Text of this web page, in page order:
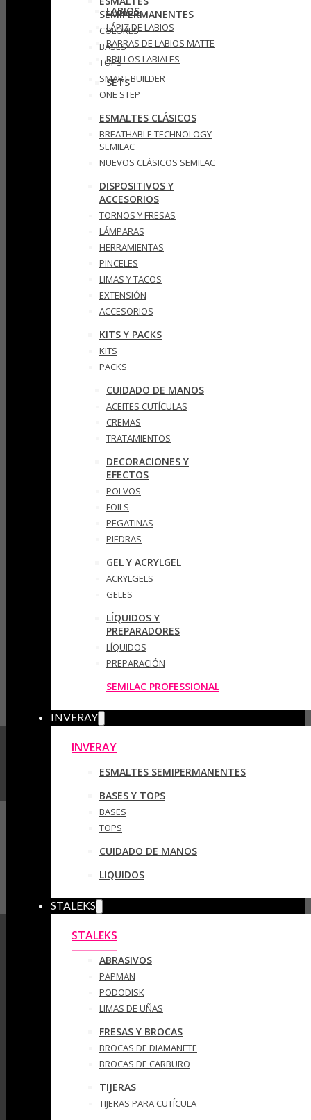
LABIOS
LÁPIZ DE LABIOS
BARRAS DE LABIOS MATTE
BRILLOS LABIALES
SETS
SEMIPERMANENTES
COLORES
BASES
TOPS
SMART BUILDER
ONE STEP
ESMALTES CLÁSICOS
BREATHABLE TECHNOLOGY
SEMILAC
NUEVOS CLÁSICOS SEMILAC
DISPOSITIVOS Y
ACCESORIOS
TORNOS Y FRESAS
LÁMPARAS
HERRAMIENTAS
PINCELES
LIMAS Y TACOS
EXTENSIÓN
ACCESORIOS
KITS Y PACKS
KITS
PACKS
CUIDADO DE MANOS
ACEITES CUTÍCULAS
CREMAS
TRATAMIENTOS
DECORACIONES Y
EFECTOS
POLVOS
FOILS
PEGATINAS
PIEDRAS
GEL Y ACRYLGEL
ACRYLGELS
GELES
LÍQUIDOS Y
PREPARADORES
LÍQUIDOS
PREPARACIÓN
SEMILAC PROFESSIONAL
INVERAY
INVERAY
ESMALTES SEMIPERMANENTES
BASES Y TOPS
BASES
TOPS
CUIDADO DE MANOS
LIQUIDOS
STALEKS
STALEKS
ABRASIVOS
PAPMAN
PODODISK
LIMAS DE UÑAS
FRESAS Y BROCAS
BROCAS DE DIAMANETE
BROCAS DE CARBURO
TIJERAS
TIJERAS PARA CUTÍCULA